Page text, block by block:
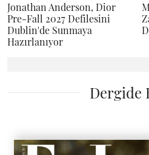
Jonathan Anderson, Dior
Pre-Fall 2027 Defilesini
Dublin'de Sunmaya
Hazırlanıyor
Dergide